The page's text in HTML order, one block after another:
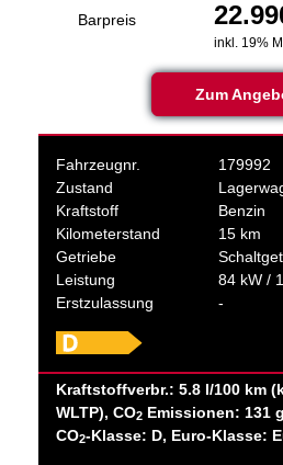
Barpreis
inkl. 19%
Zum
Fahrzeugnr.
179992
Zustand
Kraftstoff
Benzin
Kilometerstand
15 km
Getriebe
Leistung
84 kW /
Erstzulassung
-
Kraftstoffverbr.: 5.8 l/100 km
WLTP), CO2 Emissionen: 131
CO2-Klasse: D, Euro-Klasse: